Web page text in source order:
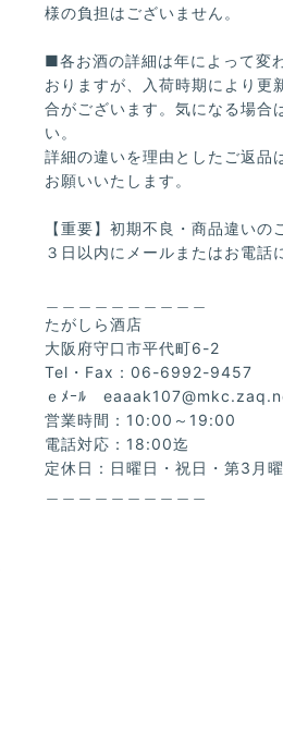
様の負担はございません。
■各お酒の詳細は年によって変
おりますが、入荷時期により更
合がございます。気になる場合
い。
詳細の違いを理由としたご返品
お願いいたします。
【重要】初期不良・商品違いの
３日以内にメールまたはお電話
たがしら酒店
大阪府守口市平代町6-2
Tel・Fax：06-6992-9457
ｅﾒｰﾙ
営業時間：10:00～19:00
電話対応：18:00迄
定休日：日曜日・祝日・第3月